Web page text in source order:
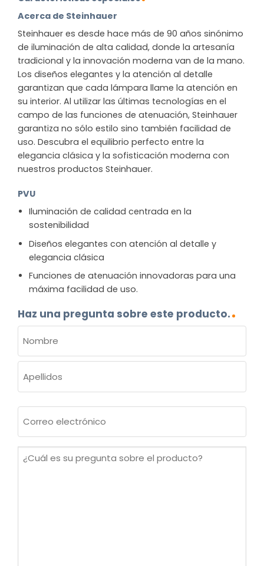
Acerca de Steinhauer
Steinhauer es desde hace más de 90 años sinónimo
de iluminación de alta calidad, donde la artesanía
tradicional y la innovación moderna van de la mano.
Los diseños elegantes y la atención al detalle
garantizan que cada lámpara llame la atención en
su interior. Al utilizar las últimas tecnologías en el
campo de las funciones de atenuación, Steinhauer
garantiza no sólo estilo sino también facilidad de
uso. Descubra el equilibrio perfecto entre la
elegancia clásica y la sofisticación moderna con
nuestros productos Steinhauer.
PVU
Iluminación de calidad centrada en la
sostenibilidad
Diseños elegantes con atención al detalle y
elegancia clásica
Funciones de atenuación innovadoras para una
máxima facilidad de uso.
Haz una pregunta sobre este producto.
(OBLIGATORIO)
Nombre
electrónico
¿Cuál